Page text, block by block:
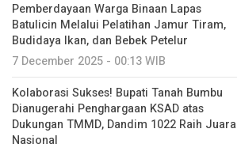
Pemberdayaan Warga Binaan Lapas
Batulicin Melalui Pelatihan Jamur Tiram,
Budidaya Ikan, dan Bebek Petelur
7 December 2025 - 00:13 WIB
Kolaborasi Sukses! Bupati Tanah Bumbu
Dianugerahi Penghargaan KSAD atas
Dukungan TMMD, Dandim 1022 Raih Juara
Nasional